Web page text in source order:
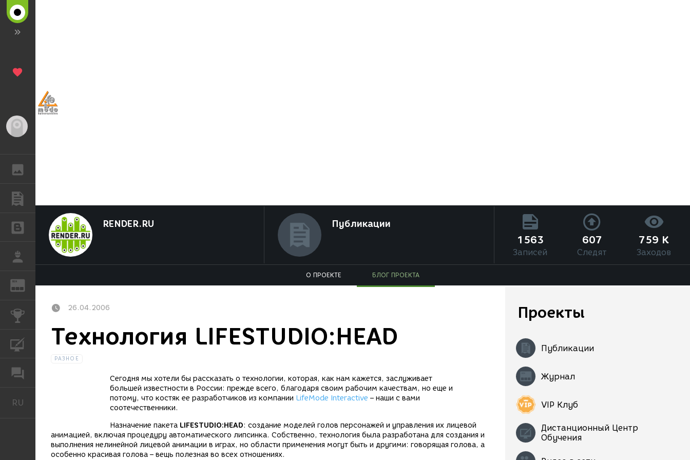
БЛОГИ
РАБОТА
REN ЖУРНАЛ
КОНКУРСЫ
КУРСЫ
RU
RENDER.RU Публикации
1563
Записей
607
Следят
759 K
Заходов
О ПРОЕКТЕ БЛОГ ПРОЕКТА
Проекты
Публикации
Журнал
VIP Клуб
Дистанционный Центр
Обучения
26.04.2006
Технология LIFESTUDIO:HEAD
РАЗНОЕ
Сегодня мы хотели бы рассказать о технологии, которая, как нам кажется, заслуживает
большей известности в России: прежде всего, благодаря своим рабочим качествам, но еще и
потому, что костяк ее разработчиков из компании LifeMode Interactive – наши с вами
соотечественники.
Назначение пакета LIFESTUDIO:HEAD: создание моделей голов персонажей и управления их лицевой
анимацией, включая процедуру автоматического липсинка. Собственно, технология была разработана для создания и
выполнения нелинейной лицевой анимации в играх, но области применения могут быть и другими: говорящая голова, а
особенно красивая голова – вещь полезная во всех отношениях.